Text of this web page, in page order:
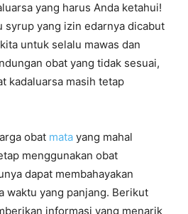
yang harus Anda ketahui!
syrup yang izin edarnya dicabut
untuk selalu mawas dan
obat yang tidak sesuai,
kadaluarsa masih tetap
obat mata yang mahal
menggunakan obat
dapat membahayakan
waktu yang panjang. Berikut
informasi yang menarik